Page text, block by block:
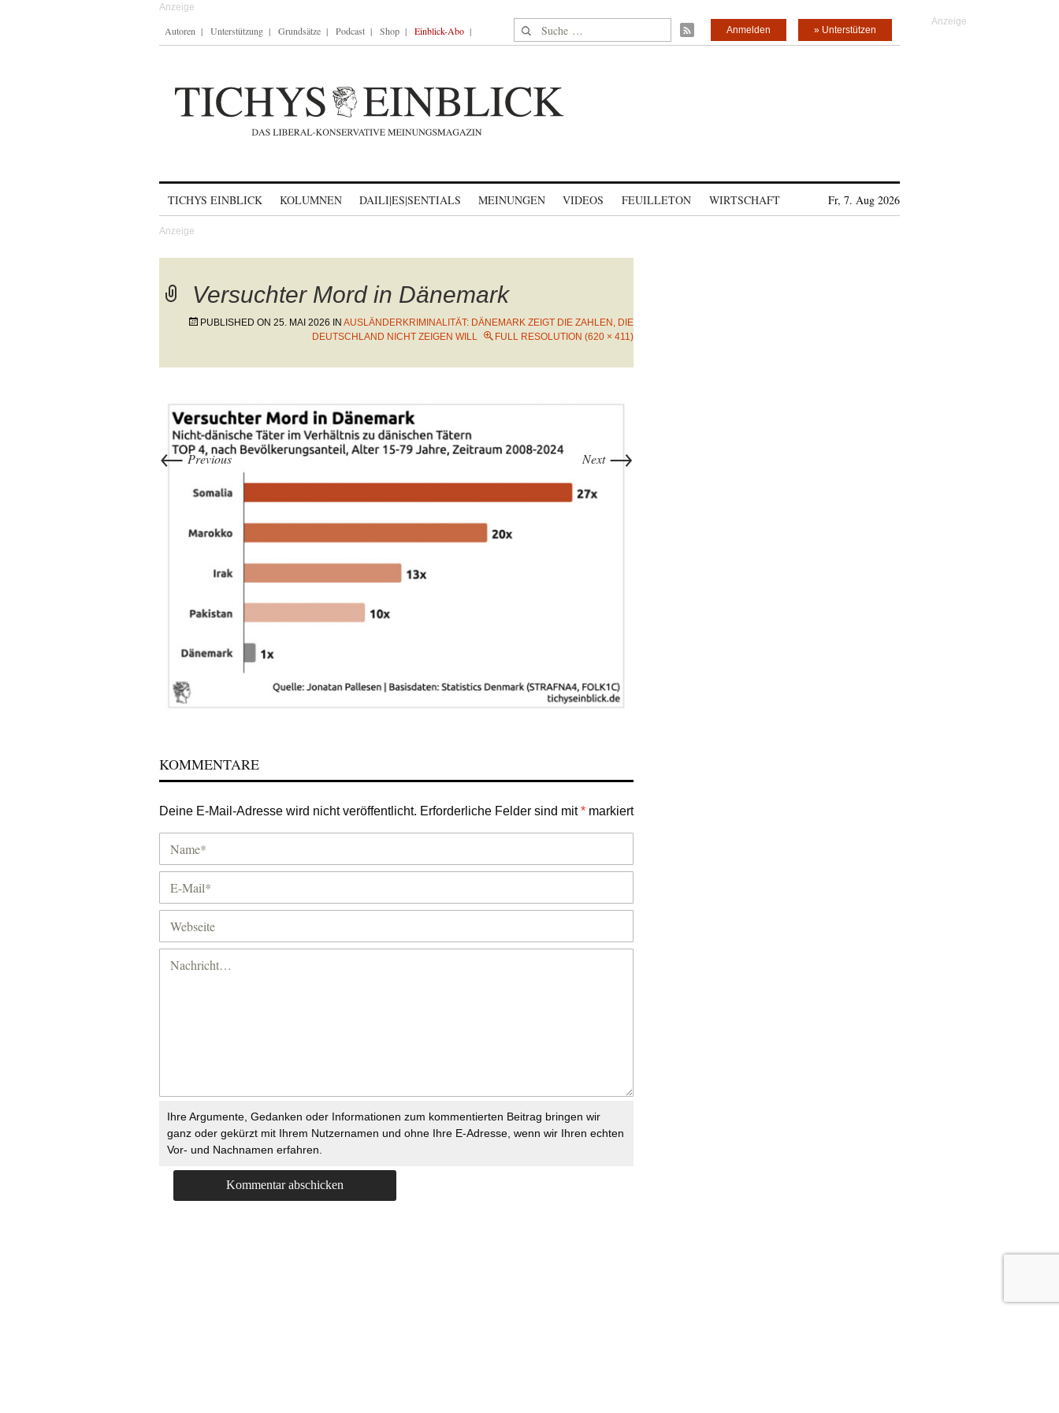
Autoren Unterstützung Grundsätze Podcast Shop Einblick-Abo Suche nach: » Unterstützen
Anmelden
TICHYS EINBLICK KOLUMNEN DAILI|ES|SENTIALS MEINUNGEN VIDEOS FEUILLETON WIRTSCHAFT Fr, 7. Aug 2026
Versuchter Mord in Dänemark
PUBLISHED ON 25. MAI 2026 IN AUSLÄNDERKRIMINALITÄT: DÄNEMARK ZEIGT DIE ZAHLEN, DIE
DEUTSCHLAND NICHT ZEIGEN WILL
FULL RESOLUTION (620 × 411)
←Previous Next →
KOMMENTARE
Deine E-Mail-Adresse wird nicht veröffentlicht. Erforderliche Felder sind mit* markiert
Ihre Argumente, Gedanken oder Informationen zum kommentierten Beitrag bringen wir
ganz oder gekürzt mit Ihrem Nutzernamen und ohne Ihre E-Adresse, wenn wir Ihren echten
Vor- und Nachnamen erfahren.